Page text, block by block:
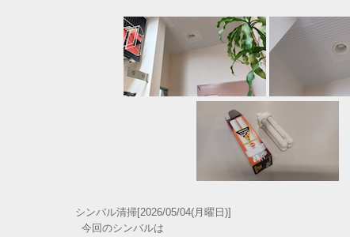
シンバル清掃[2026/05/04(月曜日)]
今回のシンバルは